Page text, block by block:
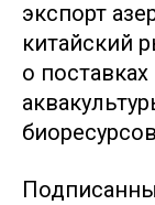
экспорт
китайский
о